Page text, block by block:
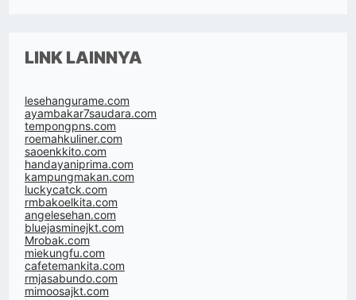
LINK LAINNYA
lesehangurame.com
ayambakar7saudara.com
tempongpns.com
roemahkuliner.com
saoenkkito.com
handayaniprima.com
kampungmakan.com
luckycatck.com
rmbakoelkita.com
angelesehan.com
bluejasminejkt.com
Mrobak.com
miekungfu.com
cafetemankita.com
rmjasabundo.com
mimoosajkt.com